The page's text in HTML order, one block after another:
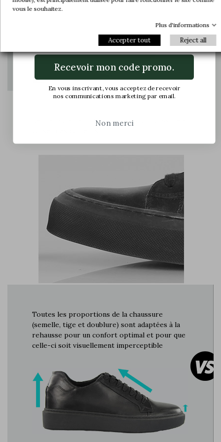
Le pied va être compressé dans la chaussure et
Toutes les proportions de la chaussure
(semelle, tige et doublure) sont adaptées à la
rehausse pour un confort optimal et pour que
celle-ci soit visuellement imperceptible
vous le souhaitez.
Plus d'informations
Accepter tout Reject all
Recevoir mon code promo.
En vous inscrivant, vous acceptez de recevoir
nos communications marketing par email.
Non merci